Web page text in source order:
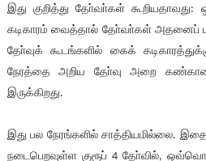
இது குறித்து தோ்வா்கள் கூறியதாவது:
கடிகாரம் வைத்தால் தோ்வா்கள் அதனைப்
தோ்வுக் கூடங்களில் கைக்
நேரத்தை அறிய தோ்வு அறை
இருக்கிறது.
இது பல நேரங்களில் சாத்தியமில்லை.
நடைபெறவுள்ள குரூப் 4 தோ்வில்,